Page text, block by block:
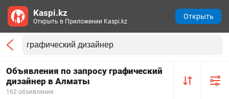
Объявления по запросу графический
дизайнер в Алматы
162 объявления
Kaspi.kz
Открыть в Приложении Kaspi.kz
Открыть